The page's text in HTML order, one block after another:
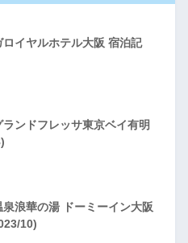
ロイヤルホテル大阪 宿泊記
ランドフレッサ東京ベイ有明
泉浪華の湯 ドーミーイン大阪
10)